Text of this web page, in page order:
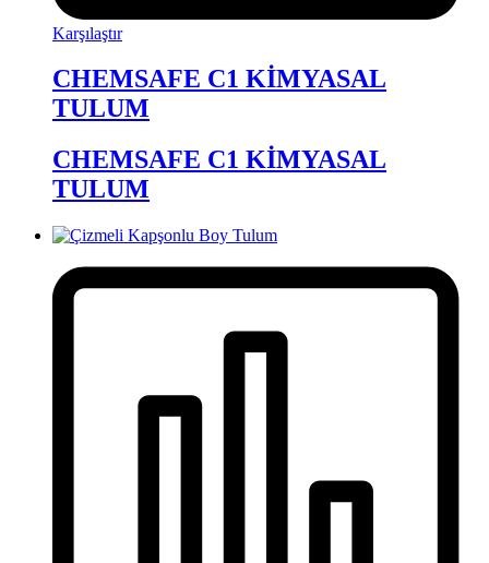
Karşılaştır
CHEMSAFE C1 KİMYASAL
TULUM
CHEMSAFE C1 KİMYASAL
TULUM